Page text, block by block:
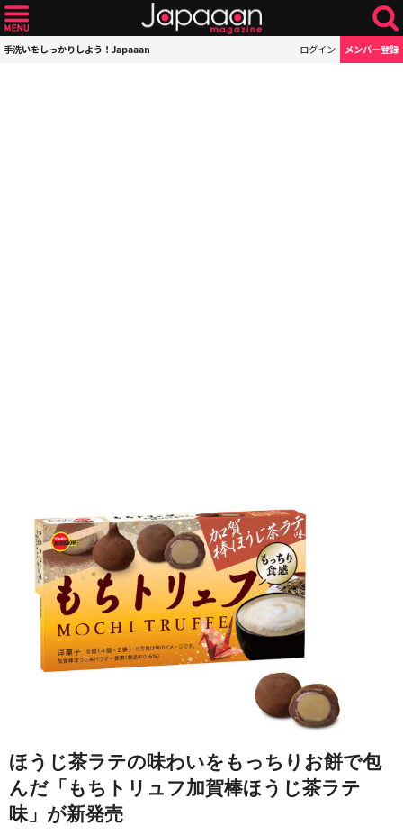
手洗いをしっかりしよう！Japaaan ログイン メンバー登録
ほうじ茶ラテの味わいをもっちりお餅で包
んだ「もちトリュフ加賀棒ほうじ茶ラテ
味」が新発売